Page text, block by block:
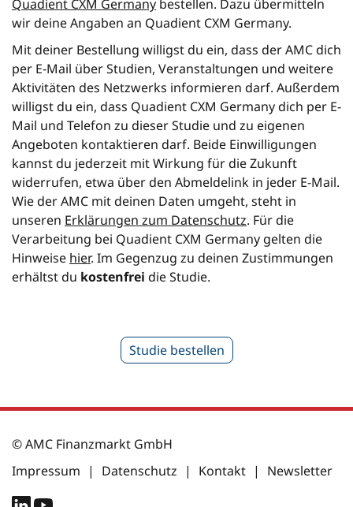
Quadient CXM Germany bestellen. Dazu übermitteln
wir deine Angaben an Quadient CXM Germany.
Mit deiner Bestellung willigst du ein, dass der AMC dich
per E-Mail über Studien, Veranstaltungen und weitere
Aktivitäten des Netzwerks informieren darf. Außerdem
willigst du ein, dass Quadient CXM Germany dich per E-
Mail und Telefon zu dieser Studie und zu eigenen
Angeboten kontaktieren darf. Beide Einwilligungen
kannst du jederzeit mit Wirkung für die Zukunft
widerrufen, etwa über den Abmeldelink in jeder E-Mail.
Wie der AMC mit deinen Daten umgeht, steht in
unseren Erklärungen zum Datenschutz. Für die
Verarbeitung bei Quadient CXM Germany gelten die
Hinweise hier. Im Gegenzug zu deinen Zustimmungen
erhältst du kostenfrei die Studie.
Studie bestellen
© AMC Finanzmarkt GmbH
Impressum | Datenschutz | Kontakt | Newsletter